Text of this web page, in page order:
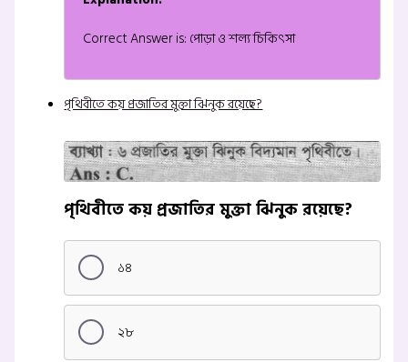
Correct Answer is: পোড়া ও শল্য চিকিৎসা
পৃথিবীতে কয় প্রজাতির মুক্তা ঝিনুক রয়েছে?
পৃথিবীতে কয় প্রজাতির মুক্তা ঝিনুক রয়েছে?
১৪
২৮